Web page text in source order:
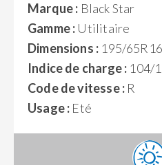
Marque : Black Star
Gamme : Utilitaire
Dimensions : 195/65R16
Indice de charge : 104/
Code de vitesse : R
Usage : Eté